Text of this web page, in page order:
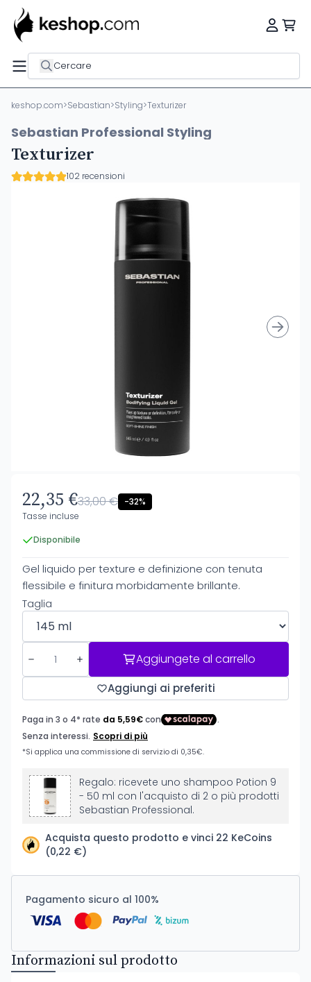
Cercare
keshop.com>Sebastian>Styling>Texturizer
Sebastian Professional Styling
Texturizer
102 recensioni
22,35 €33,00 € -32%
Tasse incluse
Disponibile
Gel liquido per texture e definizione con tenuta
flessibile e finitura morbidamente brillante.
Taglia
Aggiungete al carrello
Aggiungi ai preferiti
Regalo: ricevete uno shampoo Potion 9
- 50 ml con l'acquisto di 2 o più prodotti
Sebastian Professional.
Acquista questo prodotto e vinci 22 KeCoins
(0,22 €)
Pagamento sicuro al 100%
Informazioni sul prodotto